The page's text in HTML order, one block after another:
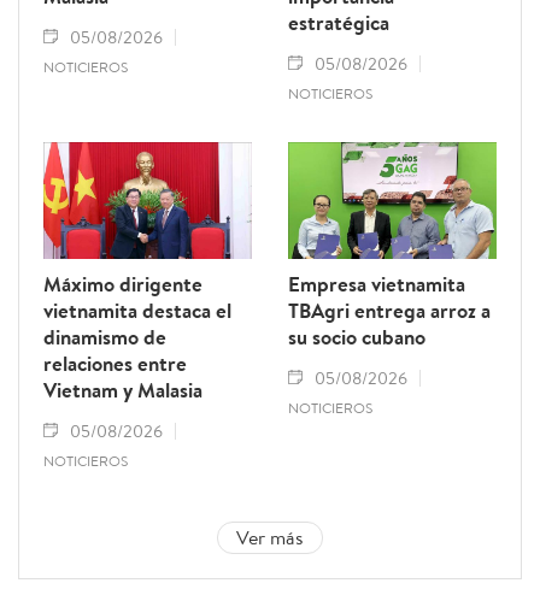
05/08/2026
NOTICIEROS
estratégica
05/08/2026
NOTICIEROS
Máximo dirigente
vietnamita destaca el
dinamismo de
relaciones entre
Vietnam y Malasia
05/08/2026
NOTICIEROS
Empresa vietnamita
TBAgri entrega arroz a
su socio cubano
05/08/2026
NOTICIEROS
Ver más